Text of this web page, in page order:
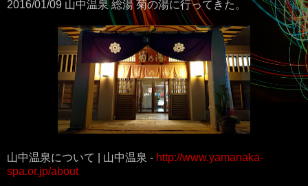
2016/01/09 山中温泉 総湯 菊の湯に行ってきた。
山中温泉について | 山中温泉 - http://www.yamanaka-
spa.or.jp/about